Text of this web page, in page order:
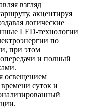
взгляд
акцентируя
логические
LED-технологии
по
при этом
и полный
освещением
суток и